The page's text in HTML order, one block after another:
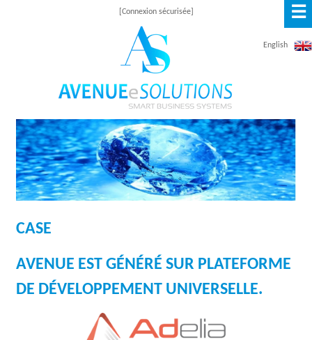
A
V
E
E
E
[Connexion sécurisée]
English
CASE
AVENUE EST GÉNÉRÉ SUR PLATEFORME
DE DÉVELOPPEMENT UNIVERSELLE.
☰